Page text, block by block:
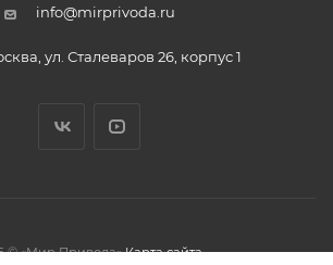
info@mirprivoda.ru
ул. Сталеваров 26, корпус 1
© «Мир Привода» Карта сайта